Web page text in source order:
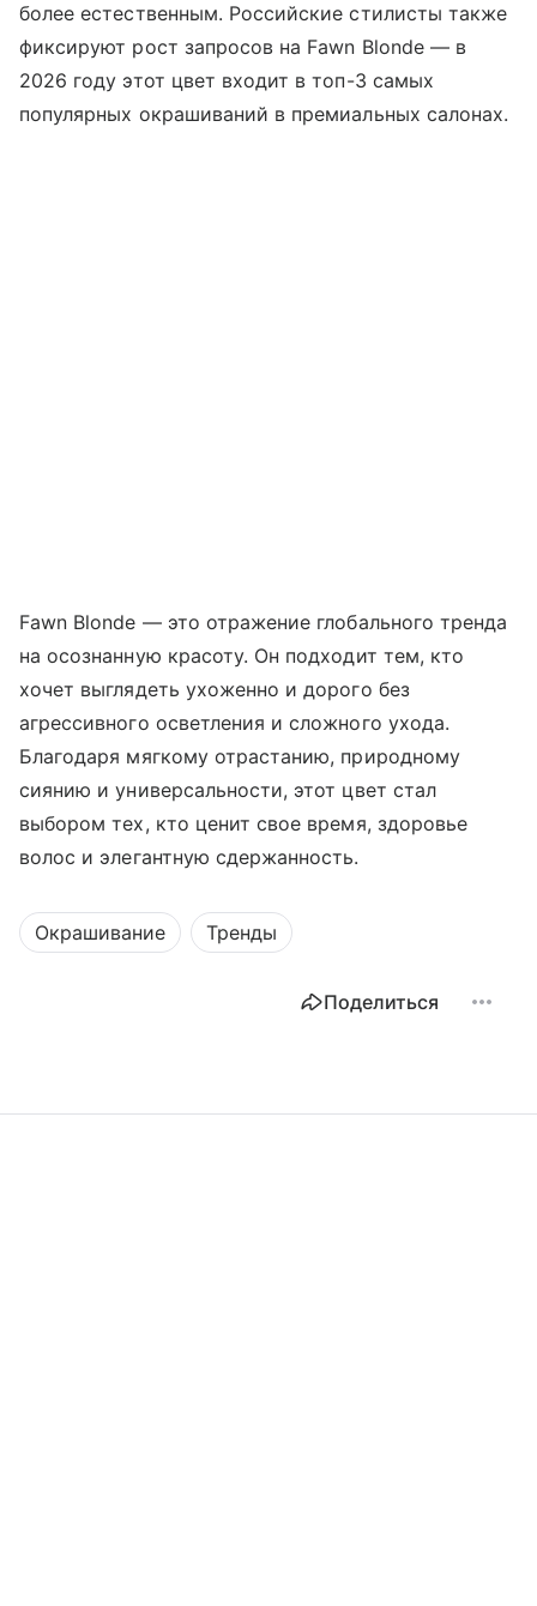
более естественным. Российские стилисты также
фиксируют рост запросов на Fawn Blonde — в
2026 году этот цвет входит в топ-3 самых
популярных окрашиваний в премиальных салонах.
Fawn Blonde — это отражение глобального тренда
на осознанную красоту. Он подходит тем, кто
хочет выглядеть ухоженно и дорого без
агрессивного осветления и сложного ухода.
Благодаря мягкому отрастанию, природному
сиянию и универсальности, этот цвет стал
выбором тех, кто ценит свое время, здоровье
волос и элегантную сдержанность.
Окрашивание Тренды
Поделиться